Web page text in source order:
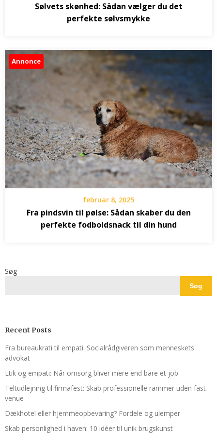
Sølvets skønhed: Sådan vælger du det
perfekte sølvsmykke
Annonce
februar 8, 2025
Fra pindsvin til pølse: Sådan skaber du den
perfekte fodboldsnack til din hund
Søg
Søg
Recent Posts
Fra bureaukrati til empati: Socialrådgiveren som menneskets
advokat
Etik og empati: Når omsorg bliver mere end bare et job
Teltudlejning til firmafest: Skab professionelle rammer uden fast
venue
Dækhotel eller hjemmeopbevaring? Fordele og ulemper
Skab personlighed i haven: 10 idéer til unik brugskunst